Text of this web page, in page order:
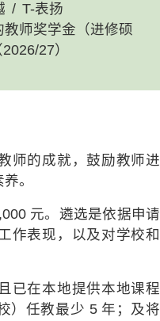
T-表扬
教师奖学金（进修硕
27）
师的成就，鼓励教师进
。
元。遴选是依据申请
作表现，以及对学校和
已在本地提供本地课程
）任教最少 5 年；及将